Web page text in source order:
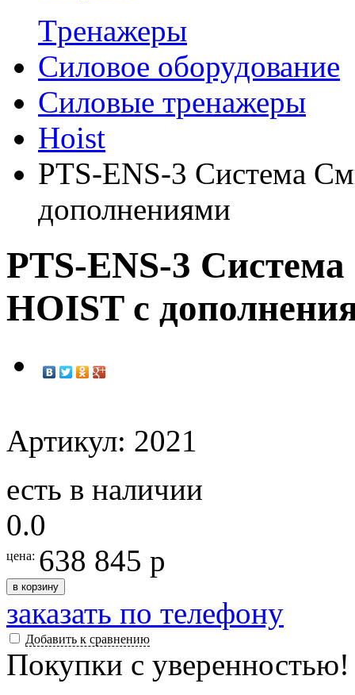
Tренажеры
Силовое оборудование
Силовые тренажеры
Hoist
PTS-ENS-3 Система
дополнениями
PTS-ENS-3
HOIST с
Артикул: 2021
есть в наличии
0.0
цена: 638 845 р
в корзину
заказать по телефону
Добавить к сравнению
Покупки с уверенностью!